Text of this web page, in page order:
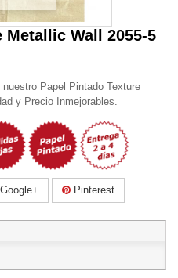
Metallic Wall 2055-5
Papel Pintado Texture
y Precio Inmejorables.
Google+ Pinterest